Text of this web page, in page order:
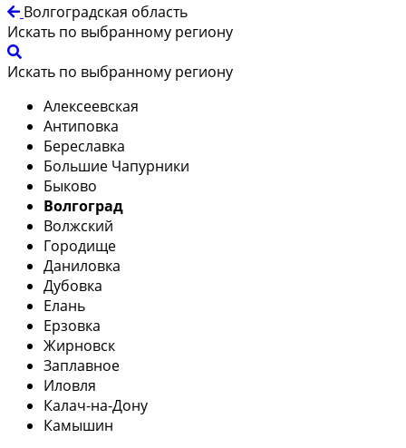
Волгоградская область
Искать по выбранному региону
Искать по выбранному региону
Алексеевская
Антиповка
Береславка
Большие Чапурники
Быково
Волгоград
Волжский
Городище
Даниловка
Дубовка
Елань
Ерзовка
Жирновск
Заплавное
Иловля
Калач-на-Дону
Камышин